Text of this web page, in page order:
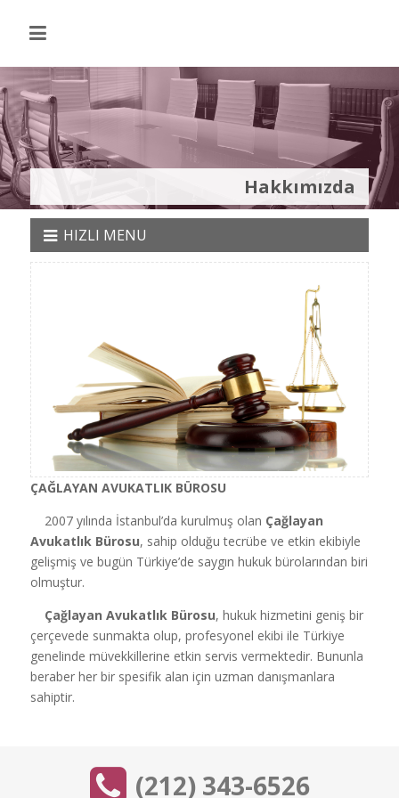
Hakkımızda
HIZLI MENU
ÇAĞLAYAN AVUKATLIK BÜROSU
2007 yılında İstanbul’da kurulmuş olan Çağlayan
Avukatlık Bürosu, sahip olduğu tecrübe ve etkin ekibiyle
gelişmiş ve bugün Türkiye’de saygın hukuk bürolarından biri
olmuştur.
Çağlayan Avukatlık Bürosu, hukuk hizmetini geniş bir
çerçevede sunmakta olup, profesyonel ekibi ile Türkiye
genelinde müvekkillerine etkin servis vermektedir. Bununla
beraber her bir spesifik alan için uzman danışmanlara
sahiptir.
(212) 343-6526